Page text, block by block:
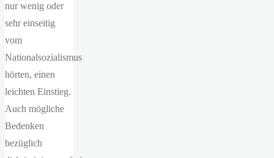
nur wenig oder
sehr einseitig
vom
Nationalsozialismus
hörten, einen
leichten Einstieg.
Auch mögliche
Bedenken
bezüglich